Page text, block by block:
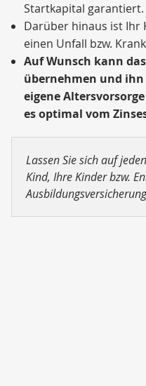
Startkapital garantiert.
Darüber hinaus ist Ihr
einen Unfall bzw.
Auf Wunsch kann
übernehmen und
eigene
es optimal vom
Lassen Sie sich auf
Kind, Ihre Kinder bzw.